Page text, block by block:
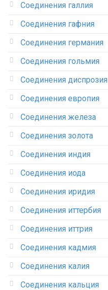
Соединения галлия‎
Соединения гафния‎
Соединения германия‎
Соединения гольмия‎
Соединения диспрозия‎ ‎
Соединения европия‎
Соединения железа‎
Соединения золота‎
Соединения индия
Соединения иода‎
Соединения иридия
Соединения иттербия‎
Соединения иттрия‎
Соединения кадмия
Соединения калия‎
Соединения кальция